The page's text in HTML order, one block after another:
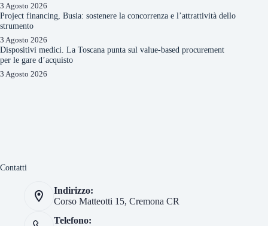
3 Agosto 2026
Project financing, Busia: sostenere la concorrenza e l’attrattività dello
strumento
3 Agosto 2026
Dispositivi medici. La Toscana punta sul value-based procurement
per le gare d’acquisto
3 Agosto 2026
Contatti
Indirizzo:
Corso Matteotti 15, Cremona CR
Telefono: